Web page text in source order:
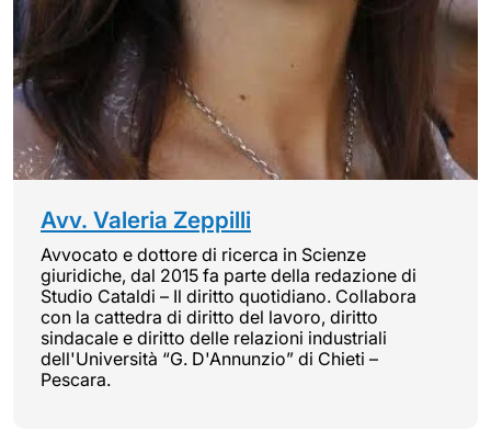
Avv. Valeria Zeppilli
Avvocato e dottore di ricerca in Scienze
giuridiche, dal 2015 fa parte della redazione di
Studio Cataldi – Il diritto quotidiano. Collabora
con la cattedra di diritto del lavoro, diritto
sindacale e diritto delle relazioni industriali
dell'Università “G. D'Annunzio” di Chieti –
Pescara.